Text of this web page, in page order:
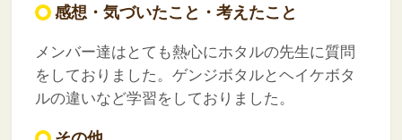
感想・気づいたこと・考えたこと
メンバー達はとても熱心にホタルの先生に質問
をしておりました。ゲンジボタルとヘイケボタ
ルの違いなど学習をしておりました。